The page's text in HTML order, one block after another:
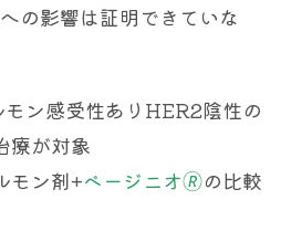
の影響は証明できていな
モン感受性ありHER2陰性の
療が対象
モン剤+ベージニオ🄬の比較